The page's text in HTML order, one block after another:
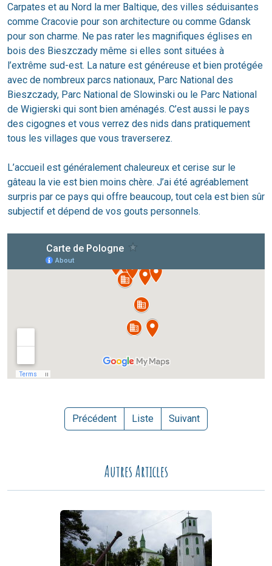
Carpates et au Nord la mer Baltique, des villes séduisantes
comme Cracovie pour son architecture ou comme Gdansk
pour son charme. Ne pas rater les magnifiques églises en
bois des Bieszczady même si elles sont situées à
l’extrême sud-est. La nature est généreuse et bien protégée
avec de nombreux parcs nationaux, Parc National des
Bieszczady, Parc National de Slowinski ou le Parc National
de Wigierski qui sont bien aménagés. C’est aussi le pays
des cigognes et vous verrez des nids dans pratiquement
tous les villages que vous traverserez.
L’accueil est généralement chaleureux et cerise sur le
gâteau la vie est bien moins chère. J’ai été agréablement
surpris par ce pays qui offre beaucoup, tout cela est bien sûr
subjectif et dépend de vos gouts personnels.
Précédent Liste Suivant
Autres Articles